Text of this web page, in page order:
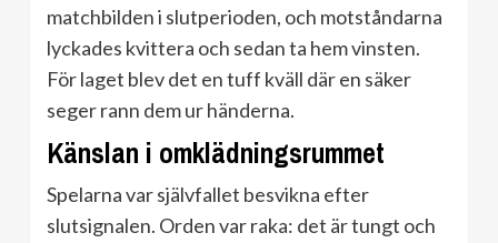
matchbilden i slutperioden, och motståndarna
lyckades kvittera och sedan ta hem vinsten.
För laget blev det en tuff kväll där en säker
seger rann dem ur händerna.
Känslan i omklädningsrummet
Spelarna var självfallet besvikna efter
slutsignalen. Orden var raka: det är tungt och